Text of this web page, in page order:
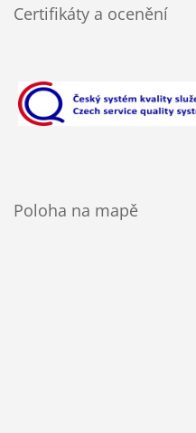
Certifikáty a ocenění
Poloha na mapě